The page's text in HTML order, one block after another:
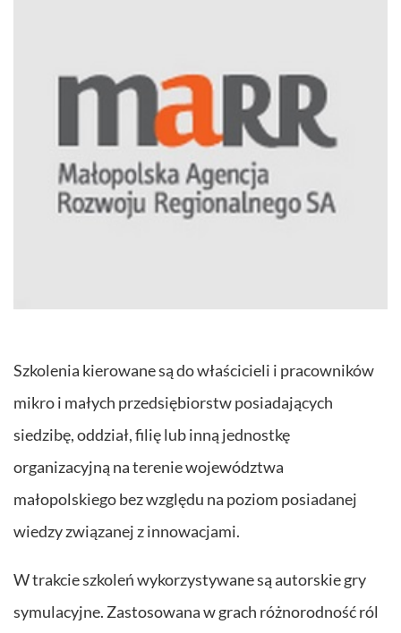
Szkolenia kierowane są do właścicieli i pracowników
mikro i małych przedsiębiorstw posiadających
siedzibę, oddział, filię lub inną jednostkę
organizacyjną na terenie województwa
małopolskiego bez względu na poziom posiadanej
wiedzy związanej z innowacjami.
W trakcie szkoleń wykorzystywane są autorskie gry
symulacyjne. Zastosowana w grach różnorodność ról